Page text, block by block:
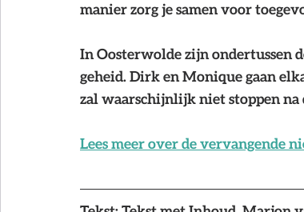
manier zorg je samen voor
In Oosterwolde zijn ondertussen
geheid. Dirk en Monique gaan
zal waarschijnlijk niet stoppen na
Lees meer over de vervangende